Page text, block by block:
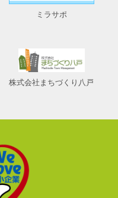
ミラサポ
株式会社まちづくり八戸